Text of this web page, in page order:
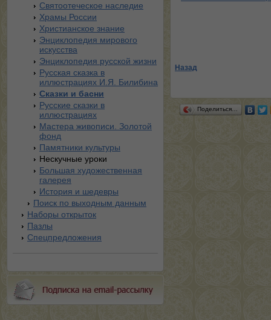
Святоотеческое наследие
Храмы России
Христианское знание
Энциклопедия мирового
искусства
Энциклопедия русской жизни
Русская сказка в
иллюстрациях И.Я. Билибина
Сказки и басни
Русские сказки в
иллюстрациях
Мастера живописи. Золотой
фонд
Памятники культуры
Нескучные уроки
Большая художественная
галерея
История и шедевры
Поиск по выходным данным
Наборы открыток
Пазлы
Спецпредложения
Назад
Поделиться…